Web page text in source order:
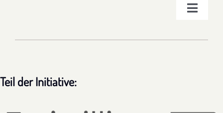
Toggle
Impressum
Teil der Initiative: